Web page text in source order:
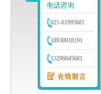
021-61995681
18930918191
13296045681